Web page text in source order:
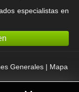
especialistas en
Generales| Mapa